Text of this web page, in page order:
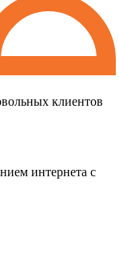
клиентов
интернета с